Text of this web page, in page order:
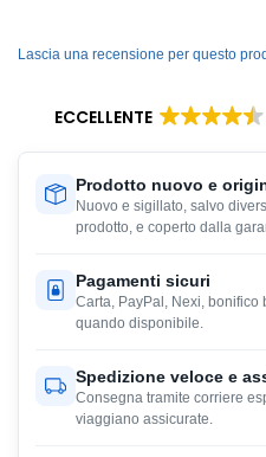
Lascia una recensione per questo
ECCELLENTE
Prodotto nuovo e
Nuovo e sigillato, salvo
prodotto, e coperto dalla
Pagamenti sicuri
Carta, PayPal, Nexi, bonifico
quando disponibile.
Spedizione veloce e
Consegna tramite corriere
viaggiano assicurate.